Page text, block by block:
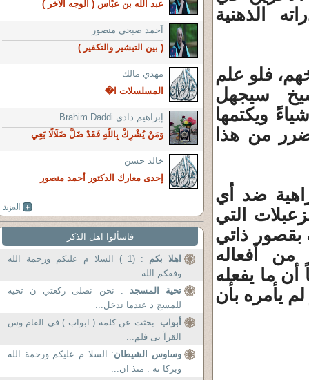
الذهنية
فلو علم
سيجهل
ويكتمها
من هذا
ضد أي
التي
بقصور ذاتي
أفعاله
أن ما يفعله
يأمره بأن
عبد الله بن عبّاس ( الوجه الآخر )
آحمد صبحي منصور
( بين التبشير والتكفير )
مهدي مالك
المسلسلات ا�
إبراهيم دادي Brahim Daddi
وَمَنْ يُشْرِكْ بِاللَّهِ فَقَدْ ضَلَّ ضَلَالًا بَعِي
خالد حسن
إحدى معارك الدكتور أحمد منصور
فاسألوا اهل الذكر
اهلا بكم
: (1 ) السلا م عليكم ورحمة الله
وفقكم الله...
تحية المسجد : نحن نصلى ركعتي ن تحية
للمسج د عندما ندخل...
أبواب: بحثت عن كلمة ( ابواب ) فى القام وس
القرآ نى فلم...
وساوس الشيطان: السلا م عليكم ورحمة الله
وبركا ته . منذ ان...